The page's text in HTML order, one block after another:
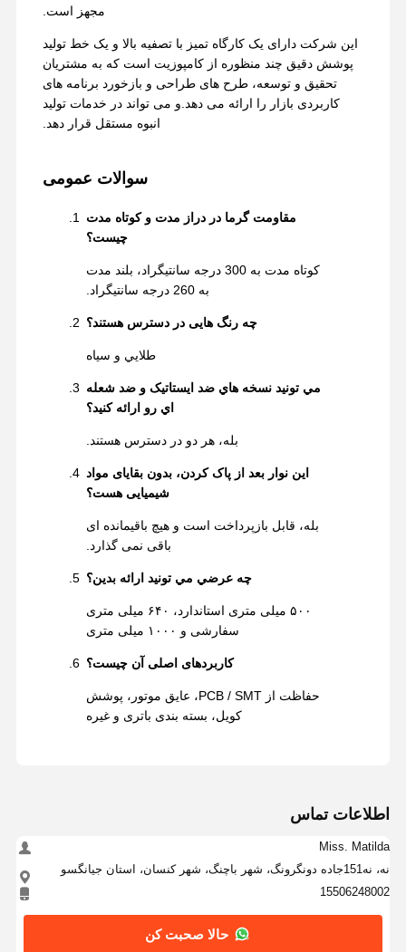
مجهز است.
این شرکت دارای یک کارگاه تمیز با تصفیه بالا و یک خط تولید
پوشش دقیق چند منظوره از کامپوزیت است که به مشتریان
تحقیق و توسعه، طرح های طراحی و بازخورد برنامه های
کاربردی بازار را ارائه می دهد.و می تواند در خدمات تولید
انبوه مستقل قرار دهد.
سوالات عمومی
مقاومت گرما در دراز مدت و کوتاه مدت
چیست؟
کوتاه مدت به 300 درجه سانتیگراد، بلند مدت
به 260 درجه سانتیگراد.
چه رنگ هایی در دسترس هستند؟
طلايي و سياه
مي تونيد نسخه هاي ضد ايستاتيک و ضد شعله
اي رو ارائه کنيد؟
بله، هر دو در دسترس هستند.
این نوار بعد از پاک کردن، بدون بقایای مواد
شیمیایی هست؟
بله، قابل بازپرداخت است و هیچ باقیمانده ای
باقی نمی گذارد.
چه عرضي مي تونيد ارائه بدين؟
۵۰۰ میلی متری استاندارد، ۶۴۰ میلی متری
سفارشی و ۱۰۰۰ میلی متری
کاربردهای اصلی آن چیست؟
حفاظت از PCB / SMT، عایق موتور، پوشش
کویل، بسته بندی باتری و غیره
اطلاعات تماس
Miss. Matilda
نه، نه151جاده دونگرونگ، شهر باچنگ، شهر کنسان، استان جيانگسو
15506248002
حالا صحبت کن